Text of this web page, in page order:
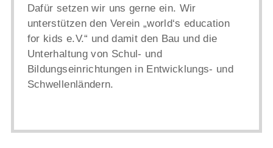
Dafür setzen wir uns gerne ein. Wir
unterstützen den Verein „world‘s education
for kids e.V.“ und damit den Bau und die
Unterhaltung von Schul- und
Bildungseinrichtungen in Entwicklungs- und
Schwellenländern.